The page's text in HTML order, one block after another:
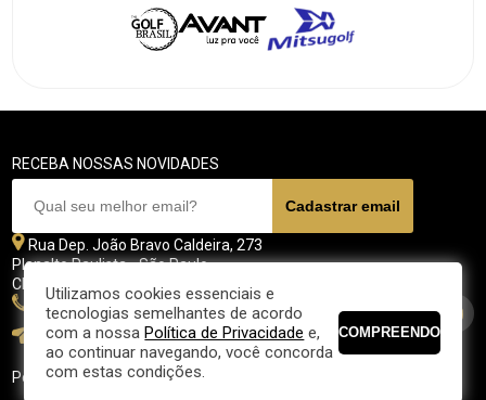
RECEBA NOSSAS NOVIDADES
Rua Dep. João Bravo Caldeira, 273
Planalto Paulista - São Paulo
CEP 04071 - 045
11 5070-4700
fpgolfe@fpgolfe.com.br
Política de privacidade
Utilizamos cookies essenciais e
tecnologias semelhantes de acordo
com a nossaPolítica de Privacidade e,
ao continuar navegando, você concorda
com estas condições.